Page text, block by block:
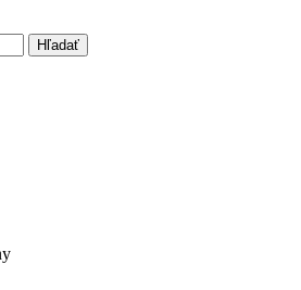
Hľadať